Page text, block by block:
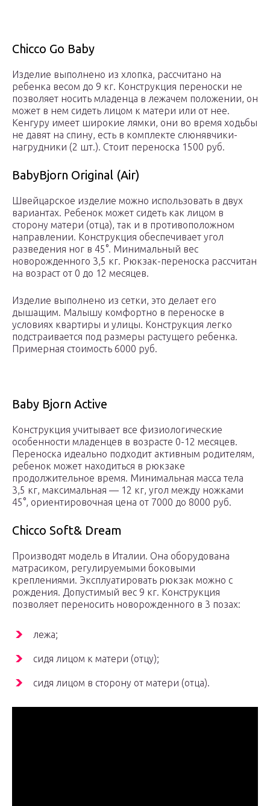
Chicco Go Baby
Изделие выполнено из хлопка, рассчитано на
ребенка весом до 9 кг. Конструкция переноски не
позволяет носить младенца в лежачем положении, он
может в нем сидеть лицом к матери или от нее.
Кенгуру имеет широкие лямки, они во время ходьбы
не давят на спину, есть в комплекте слюнявчики-
нагрудники (2 шт.). Стоит переноска 1500 руб.
BabyBjorn Original (Air)
Швейцарское изделие можно использовать в двух
вариантах. Ребенок может сидеть как лицом в
сторону матери (отца), так и в противоположном
направлении. Конструкция обеспечивает угол
разведения ног в 45°. Минимальный вес
новорожденного 3,5 кг. Рюкзак-переноска рассчитан
на возраст от 0 до 12 месяцев.
Изделие выполнено из сетки, это делает его
дышащим. Малышу комфортно в переноске в
условиях квартиры и улицы. Конструкция легко
подстраивается под размеры растущего ребенка.
Примерная стоимость 6000 руб.
Baby Bjorn Active
Конструкция учитывает все физиологические
особенности младенцев в возрасте 0-12 месяцев.
Переноска идеально подходит активным родителям,
ребенок может находиться в рюкзаке
продолжительное время. Минимальная масса тела
3,5 кг, максимальная — 12 кг, угол между ножками
45°, ориентировочная цена от 7000 до 8000 руб.
Chicco Soft& Dream
Производят модель в Италии. Она оборудована
матрасиком, регулируемыми боковыми
креплениями. Эксплуатировать рюкзак можно с
рождения. Допустимый вес 9 кг. Конструкция
позволяет переносить новорожденного в 3 позах:
лежа;
сидя лицом к матери (отцу);
сидя лицом в сторону от матери (отца).